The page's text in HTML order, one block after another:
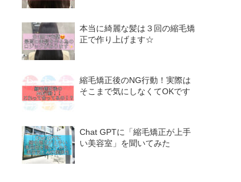
本当に綺麗な髪は３回の縮毛矯
正で作り上げます☆
縮毛矯正後のNG行動！実際は
そこまで気にしなくてOKです
Chat GPTに「縮毛矯正が上手
い美容室」を聞いてみた